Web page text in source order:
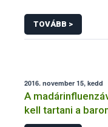
TOVÁBB >
2016. november 15, kedd
A
kell tartani a